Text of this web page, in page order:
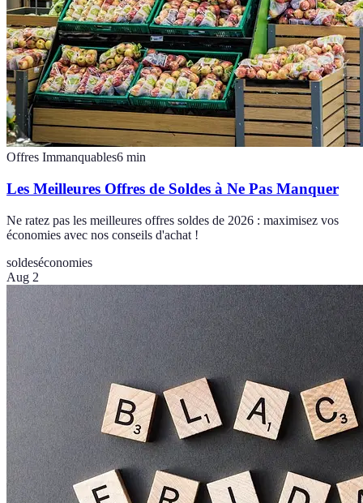
Offres Immanquables6 min
Les Meilleures Offres de Soldes à Ne Pas Manquer
Ne ratez pas les meilleures offres soldes de 2026 : maximisez vos
économies avec nos conseils d'achat !
soldeséconomies
Aug 2